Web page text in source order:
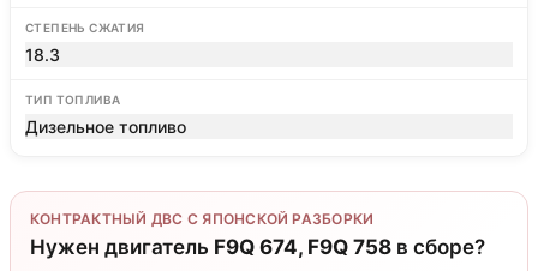
СТЕПЕНЬ СЖАТИЯ
18.3
ТИП ТОПЛИВА
Дизельное топливо
КОНТРАКТНЫЙ ДВС С ЯПОНСКОЙ РАЗБОРКИ
Нужен двигатель F9Q 674, F9Q 758 в сборе?